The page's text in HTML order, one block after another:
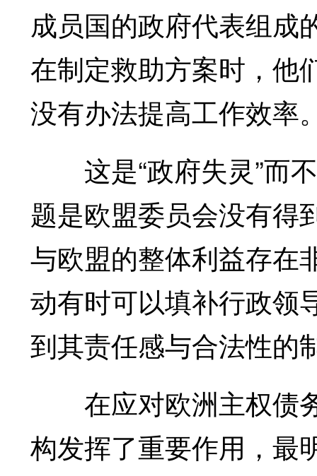
成员国的政府代表组成
在制定救助方案时，他
没有办法提高工作效率
这是“政府失灵”而不
题是欧盟委员会没有得
与欧盟的整体利益存在
动有时可以填补行政领
到其责任感与合法性的
在应对欧洲主权债
构发挥了重要作用，最